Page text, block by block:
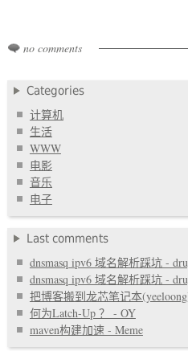
no comments
Categories
计算机
生活
WWW
电影
音乐
电子
Last comments
dnsmasq ipv6 域名解析踩坑 -
dnsmasq ipv6 域名解析踩坑 -
把博客搬到龙芯笔记本
何为Latch-Up ？ - OY
maven构建加速 - Meme